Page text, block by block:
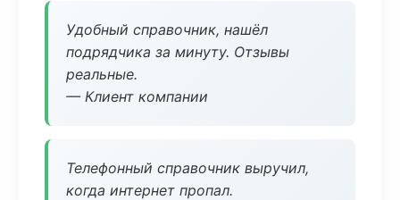
Удобный справочник, нашёл
подрядчика за минуту. Отзывы
реальные.
— Клиент компании
Телефонный справочник выручил,
когда интернет пропал.